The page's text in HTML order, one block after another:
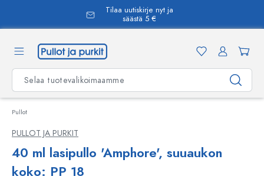
Tilaa uutiskirje nyt ja
säästä 5 €
Pullot
PULLOT JA PURKIT
40 ml lasipullo 'Amphore', suuaukon
koko: PP 18